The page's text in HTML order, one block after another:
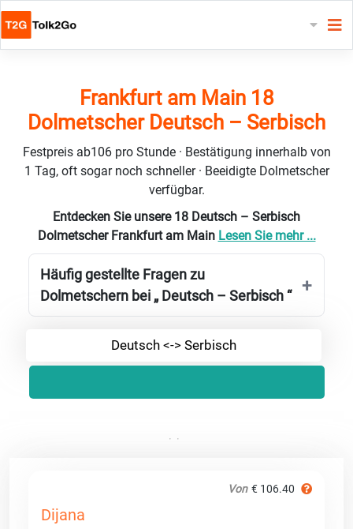
Frankfurt am Main 18
Dolmetscher Deutsch – Serbisch
Festpreis ab106 pro Stunde · Bestätigung innerhalb von
1 Tag, oft sogar noch schneller · Beeidigte Dolmetscher
verfügbar.
Entdecken Sie unsere 18 Deutsch – Serbisch
Dolmetscher Frankfurt am Main Lesen Sie mehr ...
Häufig gestellte Fragen zu
Dolmetschern bei „ Deutsch – Serbisch “
Deutsch <-> Serbisch
Von € 106.40
Dijana